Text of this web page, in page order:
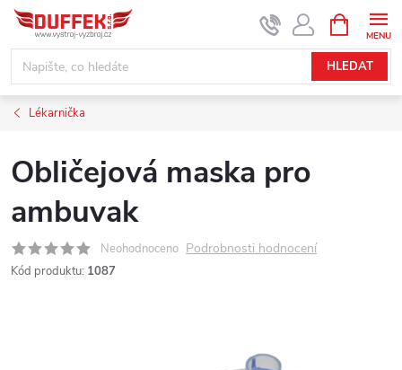
Přejít
obsah
HLEDAT
NÁKUPNÍ
KOŠÍK
Lékarnička
Obličejová maska pro
ambuvak
Neohodnoceno Podrobnosti hodnocení
Kód produktu: 1087